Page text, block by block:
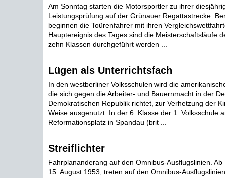
Am Sonntag starten die Motorsportler zu ihrer
Leistungsprüfung auf der Grünauer Regattastrecke.
beginnen die Toürenfahrer mit ihren
Hauptereignis des Tages sind die Meisterschaftsläufe
zehn Klassen durchgeführt werden ...
Lügen als Unterrichtsfach
In den westberliner Volksschulen wird die
die sich gegen die Arbeiter- und Bauernmacht in der
Demokratischen Republik richtet, zur Verhetzung der
Weise ausgenutzt. In der 6. Klasse der 1. Volksschule
Reformationsplatz in Spandau (brit ...
Streiflichter
Fahrplananderang auf den Omnibus-Ausflugslinien.
15. August 1953, treten auf den Omnibus-